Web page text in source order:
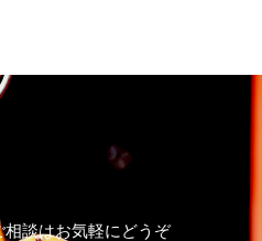
談はお気軽にどうぞ